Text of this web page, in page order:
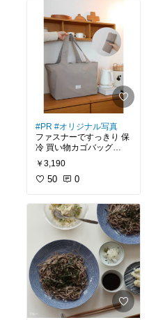
間にスッと入るよ♡
#PR #オリジナル写真
ファスナーですっきり 保
冷 買い物カゴバッグ
まさにこんなの欲しかっ
た！
かさばらない保冷買い物
カゴバッグ
ファスナー式ですっき
り！
しっかり密閉できて保冷
力も◎
どのカラーもかわいくて
悩んだけど
グレージュにしたよ♡
￥3,190
50 0